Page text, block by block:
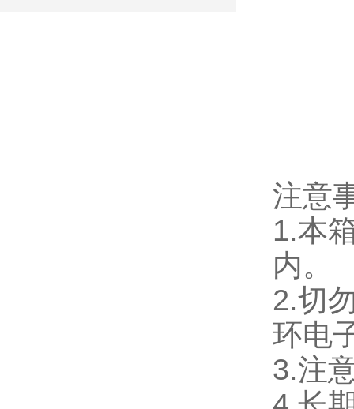
注意事
1.本
内。
2.切
环电子
3.注